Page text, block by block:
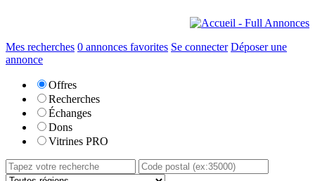
Mes recherches 0 annonces favorites Se connecter Déposer une
annonce
Offres
Recherches
Échanges
Dons
Vitrines PRO